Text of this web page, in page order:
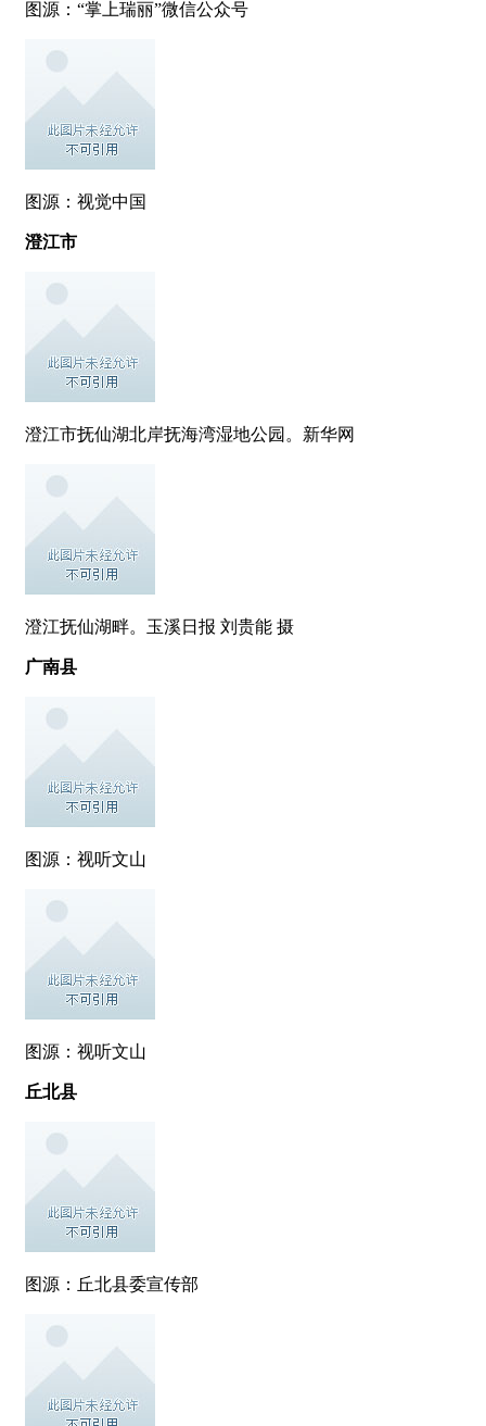
图源：“掌上瑞丽”微信公众号
图源：视觉中国
澄江市
澄江市抚仙湖北岸抚海湾湿地公园。新华网
澄江抚仙湖畔。玉溪日报 刘贵能 摄
广南县
图源：视听文山
图源：视听文山
丘北县
图源：丘北县委宣传部